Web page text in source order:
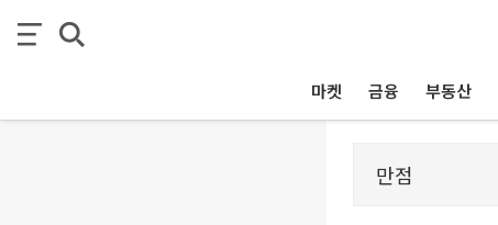
마켓 금융 부동산